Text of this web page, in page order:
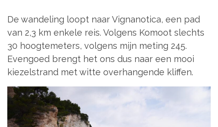
De wandeling loopt naar Vignanotica, een pad
van 2,3 km enkele reis. Volgens Komoot slechts
30 hoogtemeters, volgens mijn meting 245.
Evengoed brengt het ons dus naar een mooi
kiezelstrand met witte overhangende kliffen.